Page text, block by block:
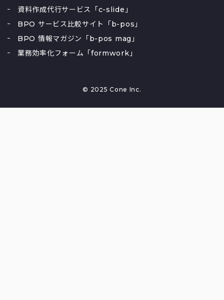
資料作成代行サービス「c-slide」
BPO サービス比較サイト「b-pos」
BPO 情報マガジン「b-pos mag」
業務効率化フォーム「formwork」
© 2025 Cone Inc.